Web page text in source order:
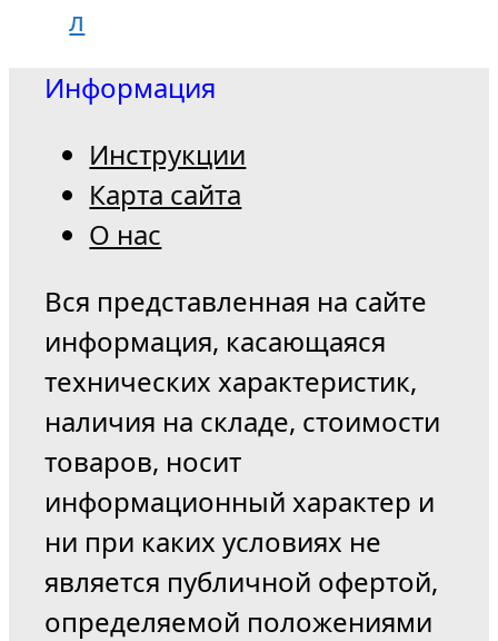
л
Информация
Инструкции
Карта сайта
О нас
Вся представленная на сайте
информация, касающаяся
технических характеристик,
наличия на складе, стоимости
товаров, носит
информационный характер и
ни при каких условиях не
является публичной офертой,
определяемой положениями